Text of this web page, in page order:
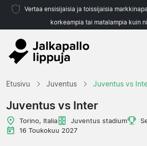
Vertaa ensisijaisia ja toissijaisia
korkeampia tai matalampia kuin
Etusivu Juventus Juventus vs
Juventus vs Inter
Torino, Italia Juventus stadium
16 Toukokuu 2027